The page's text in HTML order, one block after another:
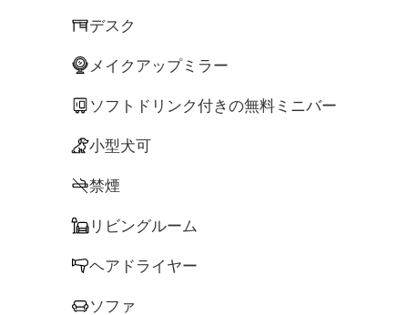
デスク
メイクアップミラー
ソフトドリンク付きの無料ミニバー
小型犬可
禁煙
リビングルーム
ヘアドライヤー
ソファ